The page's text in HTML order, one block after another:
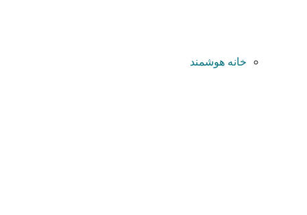
خانه هوشمند